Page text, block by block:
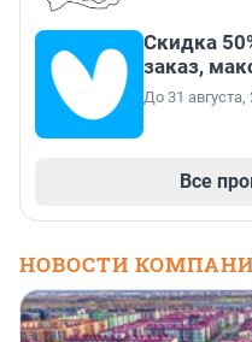
Скидка
заказ,
До 31 августа,
Все
НОВОСТИ